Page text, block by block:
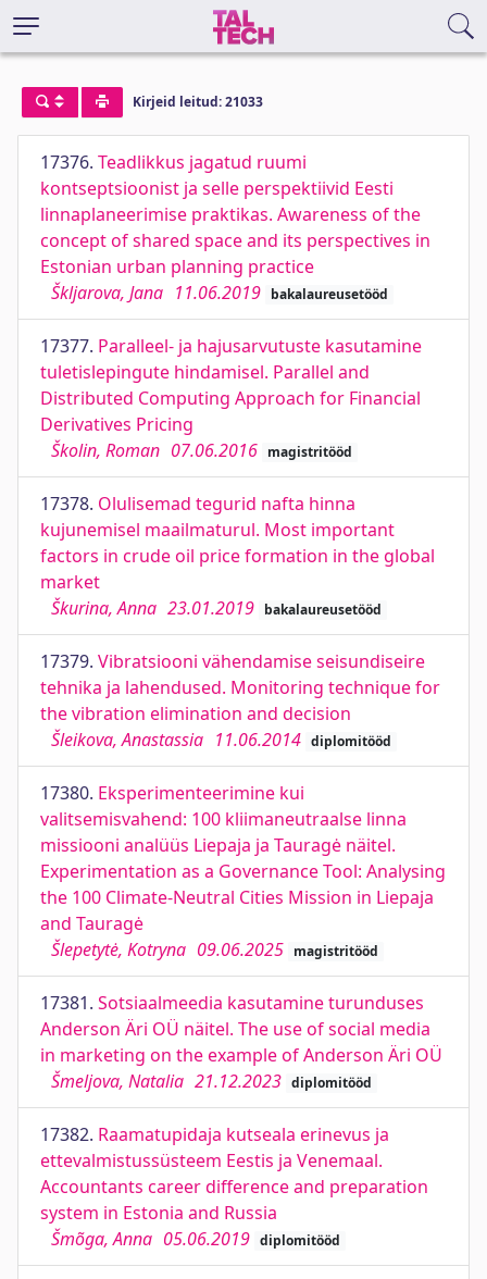
Kirjeid leitud: 21033
17376. Teadlikkus jagatud ruumi
kontseptsioonist ja selle perspektiivid Eesti
linnaplaneerimise praktikas. Awareness of the
concept of shared space and its perspectives in
Estonian urban planning practice
Škljarova, Jana 11.06.2019 bakalaureusetööd
17377. Paralleel- ja hajusarvutuste kasutamine
tuletislepingute hindamisel. Parallel and
Distributed Computing Approach for Financial
Derivatives Pricing
Školin, Roman 07.06.2016 magistritööd
17378. Olulisemad tegurid nafta hinna
kujunemisel maailmaturul. Most important
factors in crude oil price formation in the global
market
Škurina, Anna 23.01.2019 bakalaureusetööd
17379. Vibratsiooni vähendamise seisundiseire
tehnika ja lahendused. Monitoring technique for
the vibration elimination and decision
Šleikova, Anastassia 11.06.2014 diplomitööd
17380. Eksperimenteerimine kui
valitsemisvahend: 100 kliimaneutraalse linna
missiooni analüüs Liepaja ja Tauragė näitel.
Experimentation as a Governance Tool: Analysing
the 100 Climate-Neutral Cities Mission in Liepaja
and Tauragė
Šlepetytė, Kotryna 09.06.2025 magistritööd
17381. Sotsiaalmeedia kasutamine turunduses
Anderson Äri OÜ näitel. The use of social media
in marketing on the example of Anderson Äri OÜ
Šmeljova, Natalia 21.12.2023 diplomitööd
17382. Raamatupidaja kutseala erinevus ja
ettevalmistussüsteem Eestis ja Venemaal.
Accountants career difference and preparation
system in Estonia and Russia
Šmõga, Anna 05.06.2019 diplomitööd